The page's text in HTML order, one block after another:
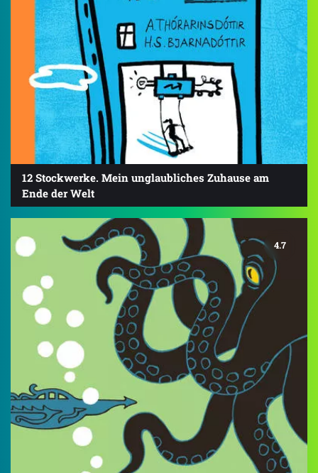
12 Stockwerke. Mein unglaubliches Zuhause am
Ende der Welt
4.7